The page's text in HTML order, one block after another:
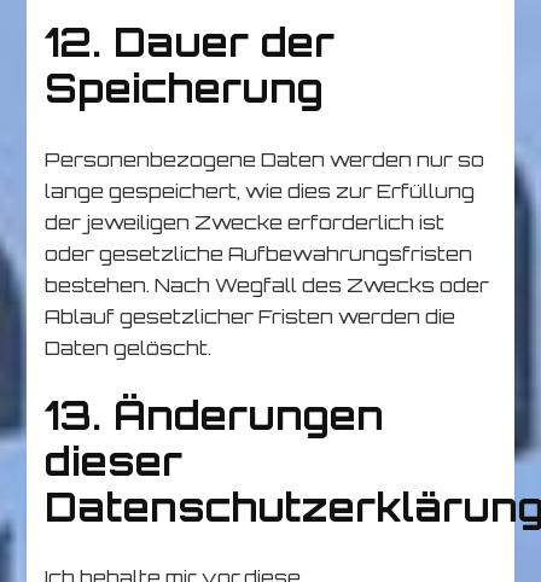
12. Dauer der
Speicherung
Personenbezogene Daten werden nur so
lange gespeichert, wie dies zur Erfüllung
der jeweiligen Zwecke erforderlich ist
oder gesetzliche Aufbewahrungsfristen
bestehen. Nach Wegfall des Zwecks oder
Ablauf gesetzlicher Fristen werden die
Daten gelöscht.
13. Änderungen
dieser